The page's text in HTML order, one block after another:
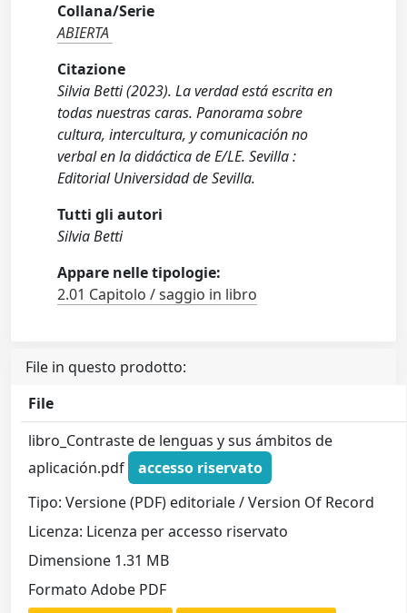
Collana/Serie
ABIERTA
Citazione
Silvia Betti (2023). La verdad está escrita en
todas nuestras caras. Panorama sobre
cultura, intercultura, y comunicación no
verbal en la didáctica de E/LE. Sevilla :
Editorial Universidad de Sevilla.
Tutti gli autori
Silvia Betti
Appare nelle tipologie:
2.01 Capitolo / saggio in libro
File in questo prodotto:
File
libro_Contraste de lenguas y sus ámbitos de
aplicación.pdf
accesso riservato
Tipo: Versione (PDF) editoriale / Version Of Record
Licenza: Licenza per accesso riservato
Dimensione 1.31 MB
Formato Adobe PDF